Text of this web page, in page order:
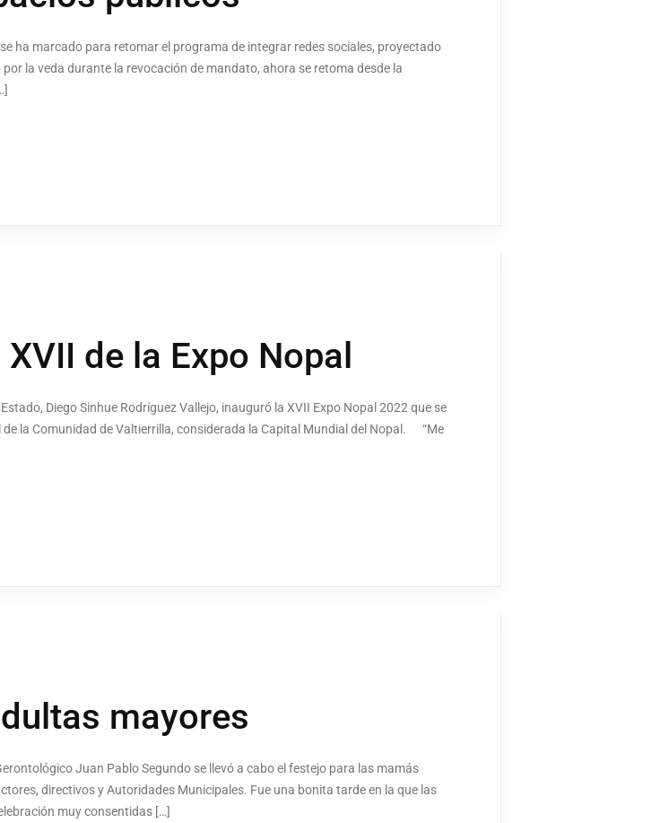
ha marcado para retomar el programa de integrar redes sociales, proyectado
la veda durante la revocación de mandato, ahora se retoma desde la
de la Expo Nopal
Diego Sinhue Rodríguez Vallejo, inauguró la XVII Expo Nopal 2022 que se
de la Comunidad de Valtierrilla, considerada la Capital Mundial del Nopal. “Me
mayores
Juan Pablo Segundo se llevó a cabo el festejo para las mamás
directivos y Autoridades Municipales. Fue una bonita tarde en la que las
muy consentidas […]